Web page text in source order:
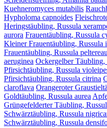
Kuehneromyces mutabilis
Hypholoma capnoides
Heringstäubling, Russula
aurora Frauentäubling, Russula
Kleiner Frauentäubling, Russula
Frauentäubling, Russula
aeruginea Ockergelber Täubling,
Pfirsichtäubling, Russula
Pfirsichtäubling, Russula citrina
claroflava Orangeroter
Goldtäubling, Russula aurea
Grüngefelderter Täubling,
Schwärztäubling, Russula
Schwärztäubling, Russula